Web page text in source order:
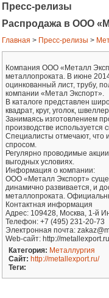
Пресс-релизы
Распродажа в ООО
Главная > Пресс-релизы >
Компания ООО «Металл
металлопроката. В июне
оцинкованный лист, трубу,
компании «Метал Экспорт».
В каталоге представлен
квадрат, круг, уголок,
Занимаясь изготовлением
производстве используется
Специалисты отмечают, что
спросом.
Регулярно проводимые
выгодных условиях.
Информация о компании:
ООО «Металл Экспорт»
динамично развивается, и
металлопроката.
Контактная информация
Адрес: 109428, Москва, 1-й
Телефон: +7 (495) 231-20-73
Электронная почта:
Web-сайт: http://
Категория: Металлургия
Сайт: http://metallexport.ru/
Теги: